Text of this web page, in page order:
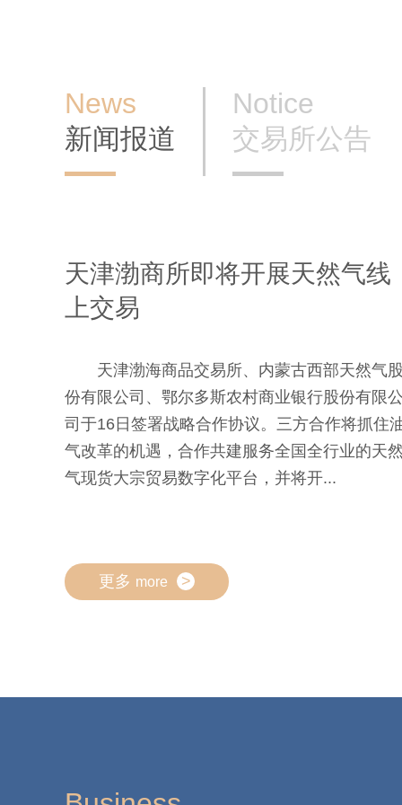
News
新闻报道
Notice
交易所公告
乌克兰驻华大使卡梅舍夫先生
访问渤商所（BOC...
11月5日，乌克兰驻华大使谢尔盖•阿列克
奇•卡梅舍夫先生在第三届进博会期间专程到
BOCE访问， 并与渤商所党委书记、董事长阎
升座谈。
更多 more >